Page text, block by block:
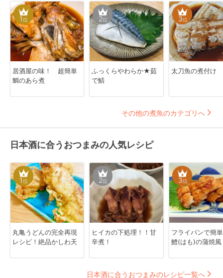
1位
居酒屋の味！ 超簡単
鯛のあら煮
2位
ふっくらやわらか★茹
で鯖
3位
太刀魚の煮付け
その他の煮魚のカテゴリへ
日本酒に合うおつまみの人気レシピ
1位
丸亀うどんの完全再現
レシピ！絶品かしわ天
2位
ヒイカの下処理！！甘
辛煮！
3位
フライパンで簡
鱧(はも)の蒲焼風
日本酒に合うおつまみのレシピ一覧へ